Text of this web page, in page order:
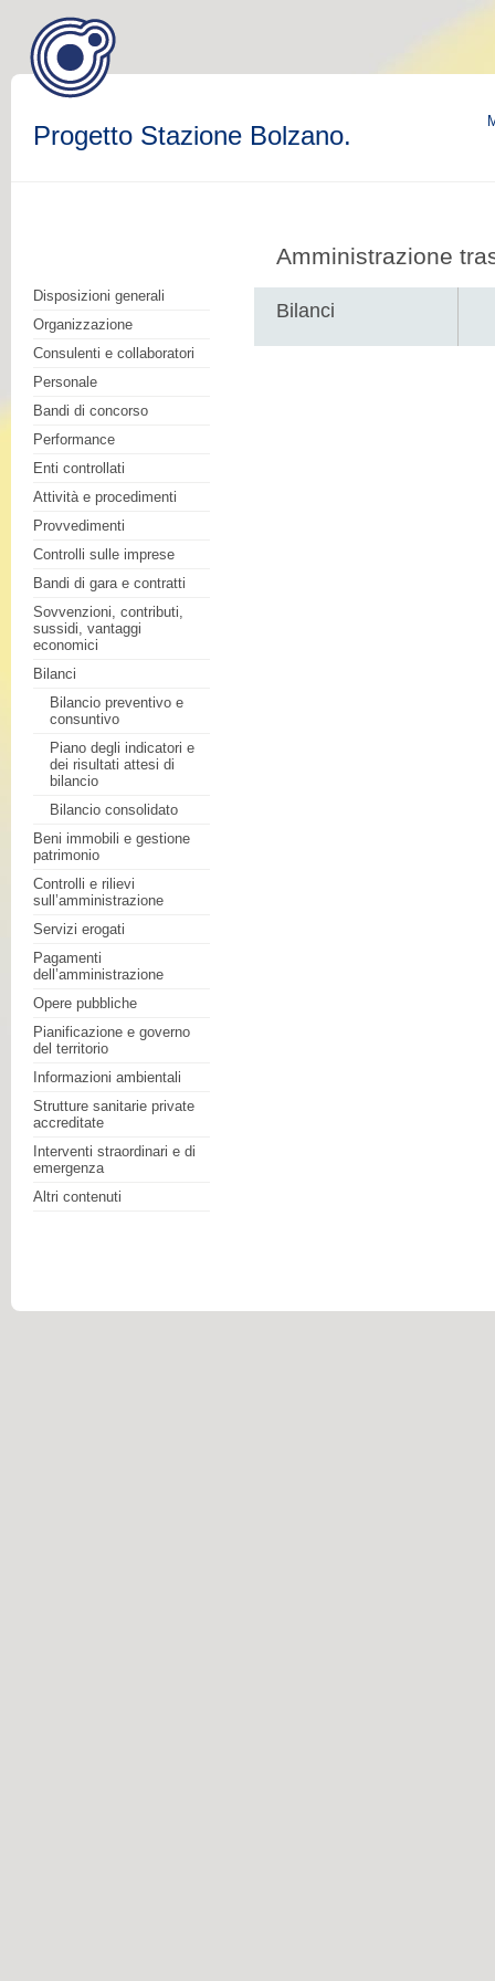
Progetto Stazione Bolzano.
Disposizioni generali
Organizzazione
Consulenti e collaboratori
Personale
Bandi di concorso
Performance
Enti controllati
Attività e procedimenti
Provvedimenti
Controlli sulle imprese
Bandi di gara e contratti
Sovvenzioni, contributi,
sussidi, vantaggi
economici
Bilanci
Bilancio preventivo e
consuntivo
Piano degli indicatori e
dei risultati attesi di
bilancio
Bilancio consolidato
Beni immobili e gestione
patrimonio
Controlli e rilievi
sull’amministrazione
Servizi erogati
Pagamenti
dell’amministrazione
Opere pubbliche
Pianificazione e governo
del territorio
Informazioni ambientali
Strutture sanitarie private
accreditate
Interventi straordinari e di
emergenza
Altri contenuti
Amministrazione
Bilanci